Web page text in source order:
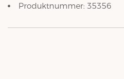
Produktnummer: 35356